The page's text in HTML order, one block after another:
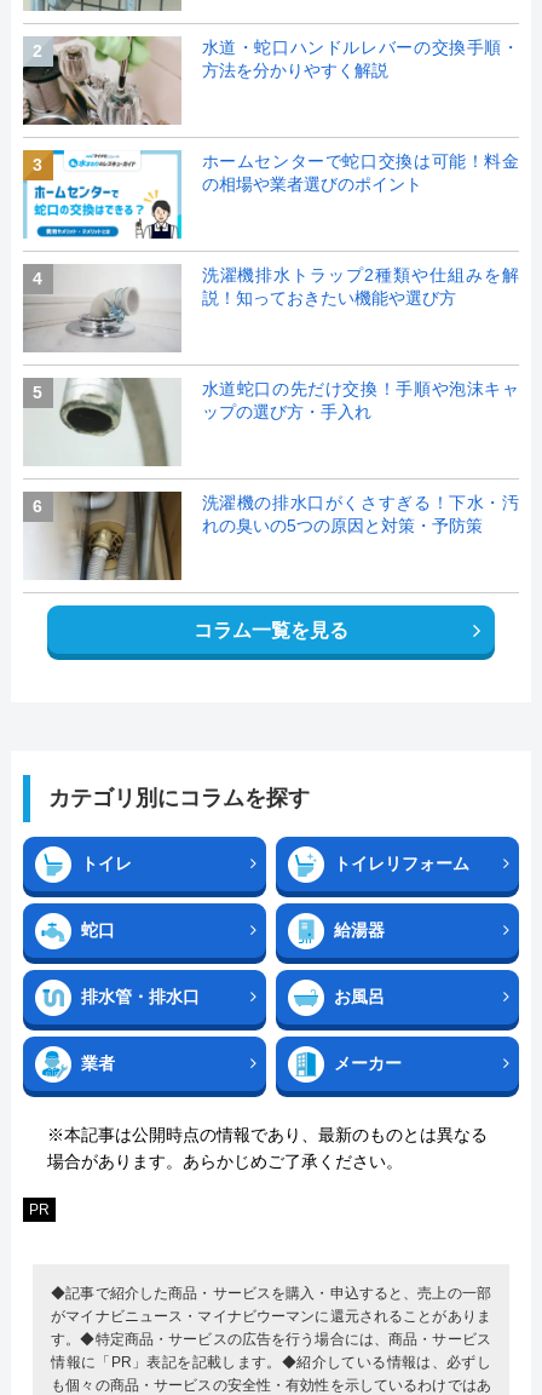
2
水道・蛇口ハンドルレバーの交換手順・
方法を分かりやすく解説
3
ホームセンターで蛇口交換は可能！料金
の相場や業者選びのポイント
4
洗濯機排水トラップ2種類や仕組みを解
説！知っておきたい機能や選び方
5
水道蛇口の先だけ交換！手順や泡沫キャ
ップの選び方・手入れ
6
洗濯機の排水口がくさすぎる！下水・汚
れの臭いの5つの原因と対策・予防策
コラム一覧を見る
カテゴリ別にコラムを探す
トイレ トイレリフォーム
蛇口 給湯器
排水管・排水口 お風呂
業者 メーカー
※本記事は公開時点の情報であり、最新のものとは異なる
場合があります。あらかじめご了承ください。
PR
◆記事で紹介した商品・サービスを購入・申込すると、売上の一部
がマイナビニュース・マイナビウーマンに還元されることがありま
す。◆特定商品・サービスの広告を行う場合には、商品・サービス
情報に「PR」表記を記載します。◆紹介している情報は、必ずし
も個々の商品・サービスの安全性・有効性を示しているわけではあ